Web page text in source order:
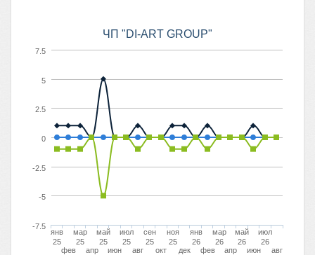
ЧП "DI-ART GROUP"
янв
25
фев
мар
25
апр
май
25
июн
июл
25
авг
сен
25
окт
ноя
25
дек
янв
26
фев
мар
26
апр
май
26
июн
июл
26
авг
0
-7.5
-5
-2.5
2.5
5
7.5